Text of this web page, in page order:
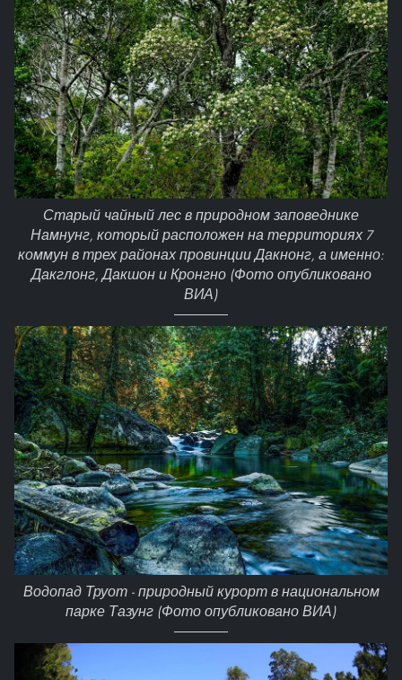
Старый чайный лес в природном заповеднике
Намнунг, который расположен на территориях 7
коммун в трех районах провинции Дакнонг, а именно:
Дакглонг, Дакшон и Кронгно (Фото опубликовано
ВИА)
Водопад Труот - природный курорт в национальном
парке Тазунг (Фото опубликовано ВИА)